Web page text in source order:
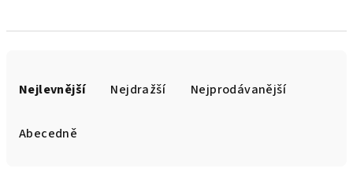
Nejlevnější Nejdražší Nejprodávanější
Abecedně